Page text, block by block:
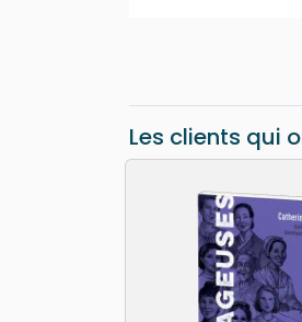
Les clients qui